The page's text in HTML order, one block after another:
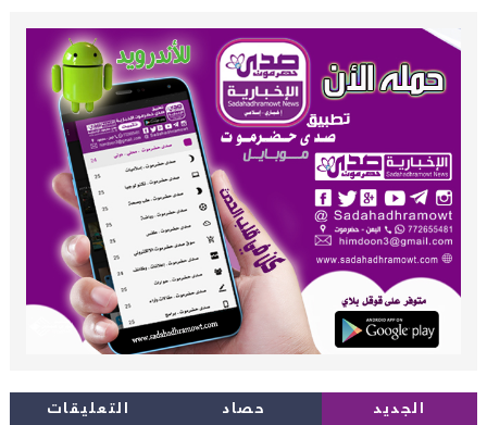
الجديد حصاد التعليقات